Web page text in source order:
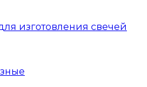
изготовления свечей